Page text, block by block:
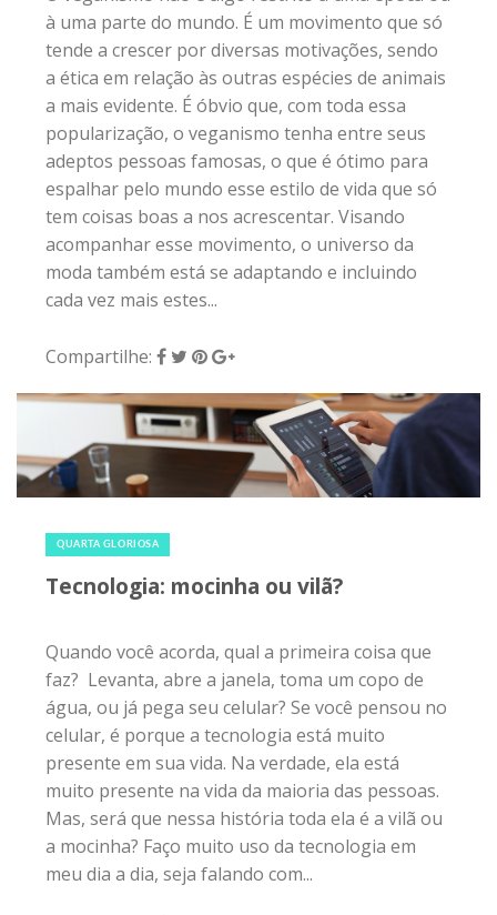
à uma parte do mundo. É um movimento que só
tende a crescer por diversas motivações, sendo
a ética em relação às outras espécies de animais
a mais evidente. É óbvio que, com toda essa
popularização, o veganismo tenha entre seus
adeptos pessoas famosas, o que é ótimo para
espalhar pelo mundo esse estilo de vida que só
tem coisas boas a nos acrescentar. Visando
acompanhar esse movimento, o universo da
moda também está se adaptando e incluindo
cada vez mais estes...
Compartilhe:
QUARTA GLORIOSA
Tecnologia: mocinha ou vilã?
Quando você acorda, qual a primeira coisa que
faz? Levanta, abre a janela, toma um copo de
água, ou já pega seu celular? Se você pensou no
celular, é porque a tecnologia está muito
presente em sua vida. Na verdade, ela está
muito presente na vida da maioria das pessoas.
Mas, será que nessa história toda ela é a vilã ou
a mocinha? Faço muito uso da tecnologia em
meu dia a dia, seja falando com...